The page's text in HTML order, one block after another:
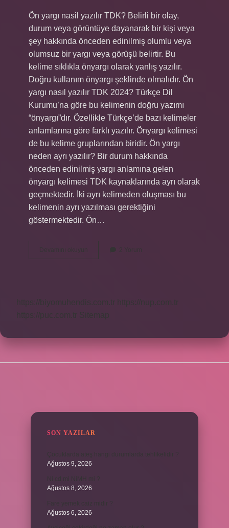
Ön yargı nasil yazılır TDK? Belirli bir olay,
durum veya görüntüye dayanarak bir kişi veya
şey hakkında önceden edinilmiş olumlu veya
olumsuz bir yargı veya görüşü belirtir. Bu
kelime sıklıkla önyargı olarak yanlış yazılır.
Doğru kullanım önyargı şeklinde olmalıdır. Ön
yargı nasıl yazılır TDK 2024? Türkçe Dil
Kurumu’na göre bu kelimenin doğru yazımı
“önyargı”dır. Özellikle Türkçe’de bazı kelimeler
anlamlarına göre farklı yazılır. Önyargı kelimesi
de bu kelime gruplarından biridir. Ön yargı
neden ayrı yazılır? Bir durum hakkında
önceden edinilmiş yargı anlamına gelen
önyargı kelimesi TDK kaynaklarında ayrı olarak
geçmektedir. İki ayrı kelimeden oluşması bu
kelimenin ayrı yazılması gerektiğini
göstermektedir. Ön…
https://nup.com.tr
SON YAZILAR
Ağustos 9, 2026
Ağustos 8, 2026
Ağustos 6, 2026